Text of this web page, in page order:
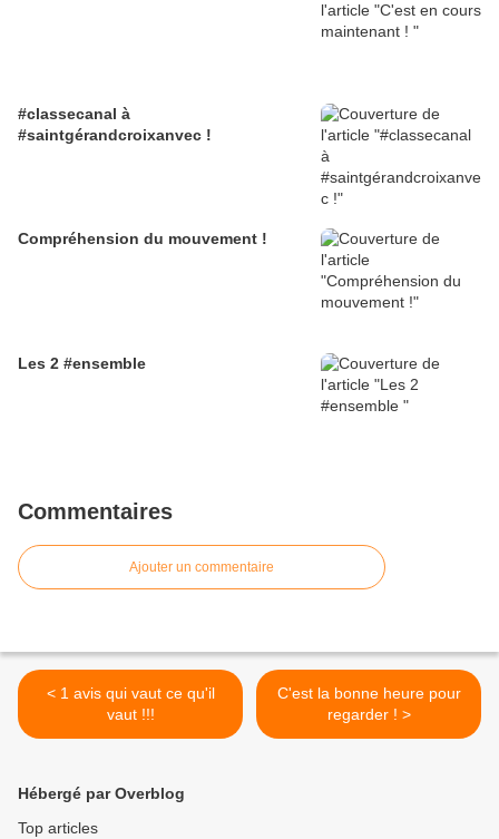
#classecanal à
#saintgérandcroixanvec !
Compréhension du mouvement !
Les 2 #ensemble
Commentaires
Ajouter un commentaire
< 1 avis qui vaut ce qu'il
vaut !!!
C'est la bonne heure pour
regarder ! >
Hébergé par Overblog
Top articles